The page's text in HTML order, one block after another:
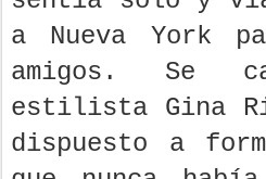
sentía solo y
a Nueva York
amigos. Se
estilista Gina
dispuesto a